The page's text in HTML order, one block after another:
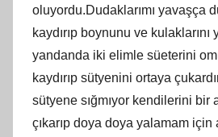
oluyordu.Dudaklarımı yavaşça
kaydırıp boynunu ve
yandanda iki elimle süeterini
kaydırıp sütyenini ortaya
sütyene sığmıyor kendilerini bir
çıkarıp doya doya yalamam için